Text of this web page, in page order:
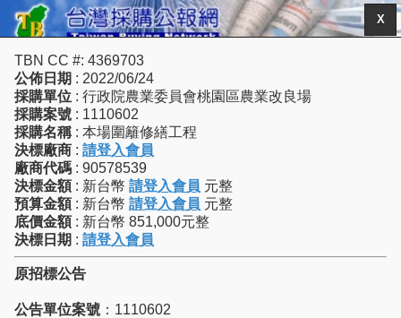
X
TBN CC #: 4369703
公佈日期 : 2022/06/24
採購單位 : 行政院農業委員會桃園區農業改良場
採購案號 : 1110602
採購名稱 : 本場圍籬修繕工程
決標廠商 : 請登入會員
廠商代碼 : 90578539
決標金額 : 新台幣 請登入會員 元整
預算金額 : 新台幣 請登入會員 元整
底價金額 : 新台幣 851,000元整
決標日期 : 請登入會員
原招標公告
公告單位案號 ：1110602